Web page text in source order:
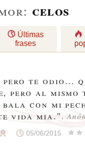
celos
Últimas
frases
te odio...
pero al mismo
con mi
vida mia.",
05/06/2015